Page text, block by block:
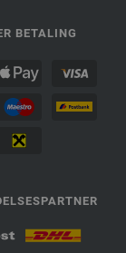
BETALING